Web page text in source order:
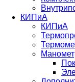
КИПиА
КИПиА